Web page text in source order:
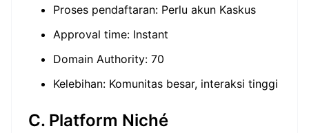
Proses pendaftaran: Perlu akun Kaskus
Approval time: Instant
Domain Authority: 70
Kelebihan: Komunitas besar, interaksi tinggi
C. Platform Niché